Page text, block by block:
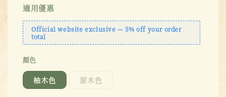
適用優惠
Official website exclusive — 5% off your order
total
顏色
柚木色 原木色